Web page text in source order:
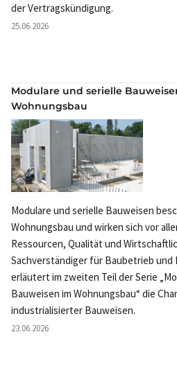
der Vertragskündigung.
25.06.2026
Modulare und serielle
Wohnungsbau
Modulare und serielle Bauweisen
Wohnungsbau und wirken sich vor
Ressourcen, Qualität und
Sachverständiger für Baubetrieb
erläutert im zweiten Teil der Serie
Bauweisen im Wohnungsbau“ die
industrialisierter Bauweisen.
23.06.2026